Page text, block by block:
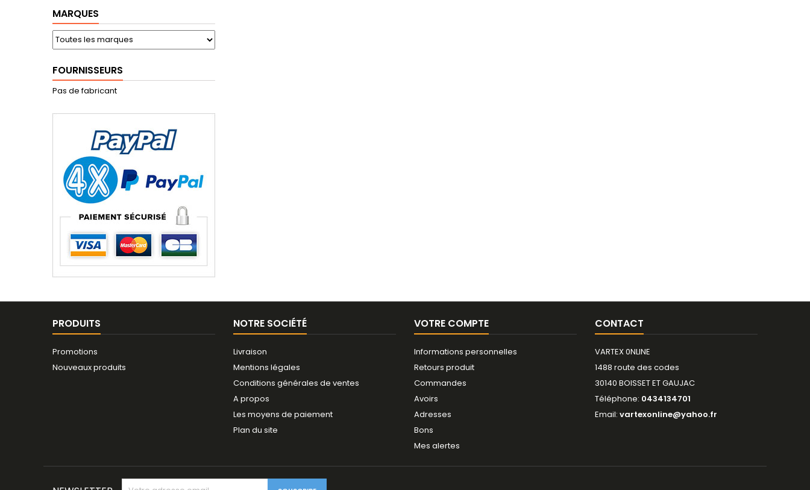
MARQUES
FOURNISSEURS
Pas de fabricant
PRODUITS
Promotions
Nouveaux produits
NOTRE SOCIÉTÉ
Livraison
Mentions légales
Conditions générales de ventes
A propos
Les moyens de paiement
Plan du site
VOTRE COMPTE
Informations personnelles
Retours produit
Commandes
Avoirs
Adresses
Bons
Mes alertes
CONTACT
VARTEX 0NLINE
1488 route des codes
30140 BOISSET ET GAUJAC
Téléphone: 0434134701
Email: vartexonline@yahoo.fr